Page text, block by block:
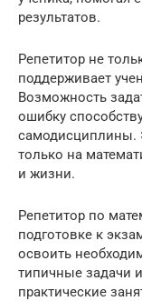
результатов.
Репетитор не
поддерживает
Возможность
ошибку
самодисциплины.
только на
и жизни.
Репетитор по
подготовке к
освоить
типичные задачи
практические